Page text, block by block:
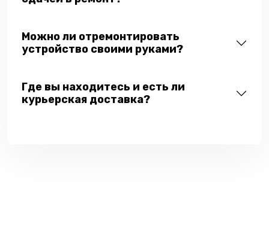
Можно ли отремонтировать
устройство своими руками?
Где вы находитесь и есть ли
курьерская доставка?